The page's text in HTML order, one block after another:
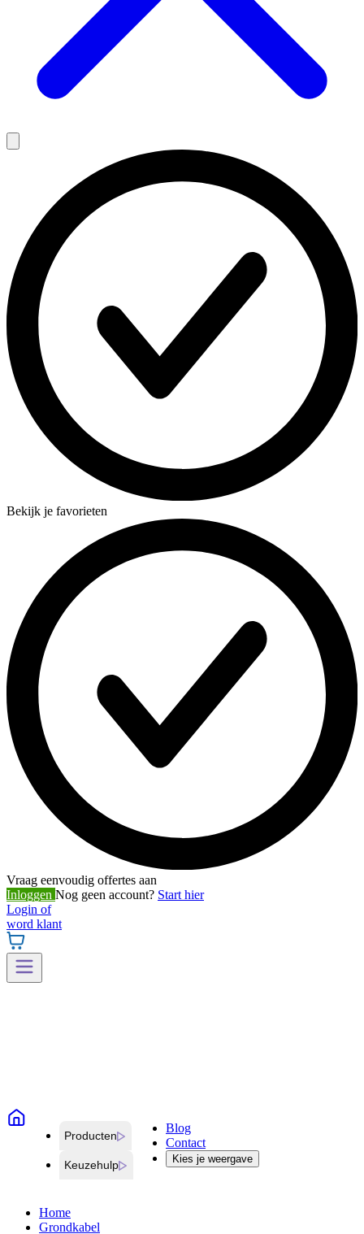
Bekijk je favorieten
Vraag eenvoudig offertes aan
Inloggen Nog geen account? Start hier
Login of
word klant
Producten
Keuzehulp
Blog
Contact
Kies je weergave
Home
Grondkabel